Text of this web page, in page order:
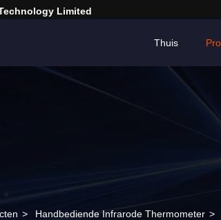
Limited
Thuis
> Handbediende Infrarode Thermometer >